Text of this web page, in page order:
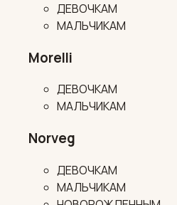
ДЕВОЧКАМ
МАЛЬЧИКАМ
Morelli
ДЕВОЧКАМ
МАЛЬЧИКАМ
Norveg
ДЕВОЧКАМ
МАЛЬЧИКАМ